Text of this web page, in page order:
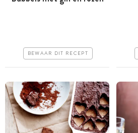
Erg makkelijk
BEWAAR DIT RECEPT